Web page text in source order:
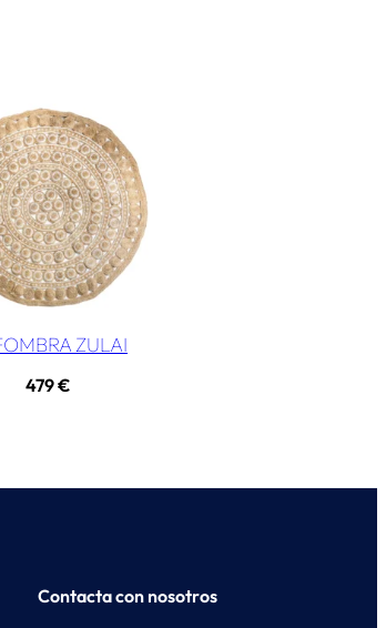
ZULAI
479€
Contacta con nosotros